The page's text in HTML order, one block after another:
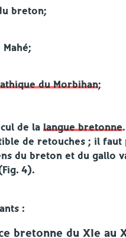
breton;
du Morbihan;
de la langue bretonne
de retouches ; il faut
du breton et du gallo
4).
:
bretonne du XIe au